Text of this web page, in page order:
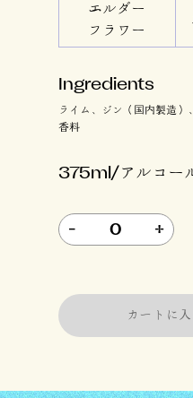
エルダー
フラワー
Ingredients
ライム、ジン（国内製造
香料
375ml/アルコー
+
0
-